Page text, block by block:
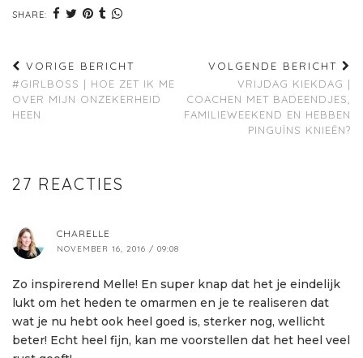
SHARE:
VORIGE BERICHT
#GIRLBOSS | HOE ZET IK ME
OVER MIJN ONZEKERHEID
HEEN
VOLGENDE BERICHT
VRIJDAG KIEKDAG |
COACHEN MET BADEENDJES,
FAMILIEWEEKEND EN HEBBEN
PINGUÏNS KNIEËN?
27 REACTIES
CHARELLE
NOVEMBER 16, 2016 / 09:08
Zo inspirerend Melle! En super knap dat het je eindelijk
lukt om het heden te omarmen en je te realiseren dat
wat je nu hebt ook heel goed is, sterker nog, wellicht
beter! Echt heel fijn, kan me voorstellen dat het heel veel